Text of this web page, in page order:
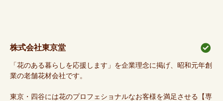
株式会社東京堂
「花のある暮らしを応援します」を企業理念に掲げ、昭和元年創
業の老舗花材会社です。
東京・四谷には花のプロフェショナルなお客様を満足させる【専